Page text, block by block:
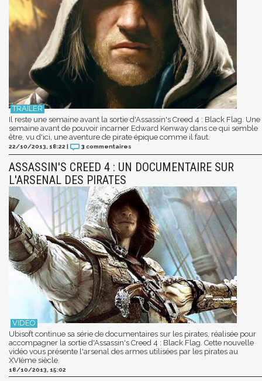
Il reste une semaine avant la sortie d'Assassin's Creed 4 : Black Flag. Une
semaine avant de pouvoir incarner Edward Kenway dans ce qui semble
être, vu d'ici, une aventure de pirate épique comme il faut.
22/10/2013, 18:22 | 3 commentaires
ASSASSIN'S CREED 4 : UN DOCUMENTAIRE SUR
L'ARSENAL DES PIRATES
Ubisoft continue sa série de documentaires sur les pirates, réalisée pour
accompagner la sortie d'Assassin's Creed 4 : Black Flag. Cette nouvelle
vidéo vous présente l'arsenal des armes utilisées par les pirates au
XVIème siècle.
18/10/2013, 15:02